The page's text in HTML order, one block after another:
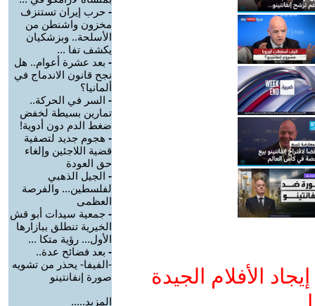
الأفلام الجيدة
- حرب إيران تستنزف
مخزون واشنطن من
الأسلحة.. وبزشكيان
يكشف تفا ...
- بعد عشرة أعوام.. هل
نجح قانون الاندماج في
ألمانيا؟
- السر في الحركة..
تمارين بسيطة لخفض
ضغط الدم دون أدوية!
- هجوم جديد لتصفية
قضية اللاجئين وإلغاء
حق العودة
- الجيل الذهبي
لفلسطين... والفرصة
العظمى
- جمعية سيدات أبو قش
الخيرية تنطلق ببازارها
الأول... رؤية متكا ...
- بعد فضائح عدة..
-الفيفا- يحذر من تشويه
صورة إنفانتينو
المزيد.....